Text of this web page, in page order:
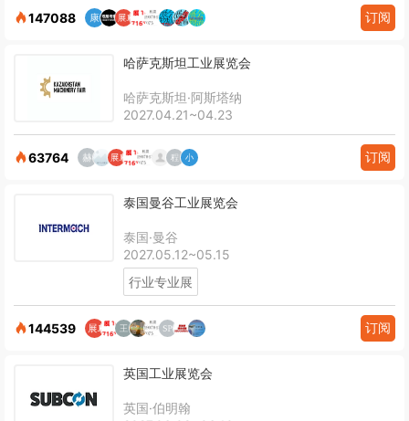
147088 订阅
哈萨克斯坦工业展览会
哈萨克斯坦·阿斯塔纳
2027.04.21~04.23
63764 订阅
泰国曼谷工业展览会
泰国·曼谷
2027.05.12~05.15
行业专业展
144539 订阅
英国工业展览会
英国·伯明翰